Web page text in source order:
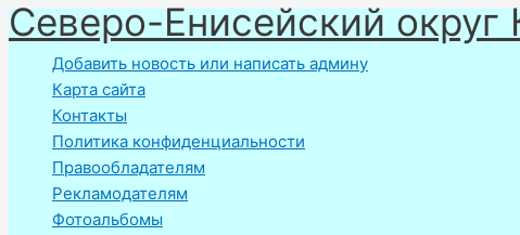
Перейти
к
содержимому
Северо-Енисейский округ
Добавить новость или написать админу
Карта сайта
Контакты
Политика конфиденциальности
Правообладателям
Рекламодателям
Фотоальбомы